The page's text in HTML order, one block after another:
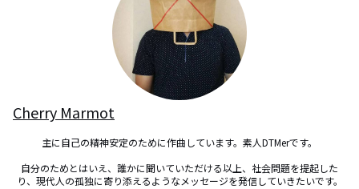
Cherry Marmot
主に自己の精神安定のために作曲しています。素人DTMerです。
自分のためとはいえ、誰かに聞いていただける以上、社会問題を提起した
り、現代人の孤独に寄り添えるようなメッセージを発信していきたいです。